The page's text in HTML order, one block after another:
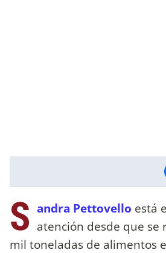
S andra Pettovello está
atención desde que se
mil toneladas de alimentos